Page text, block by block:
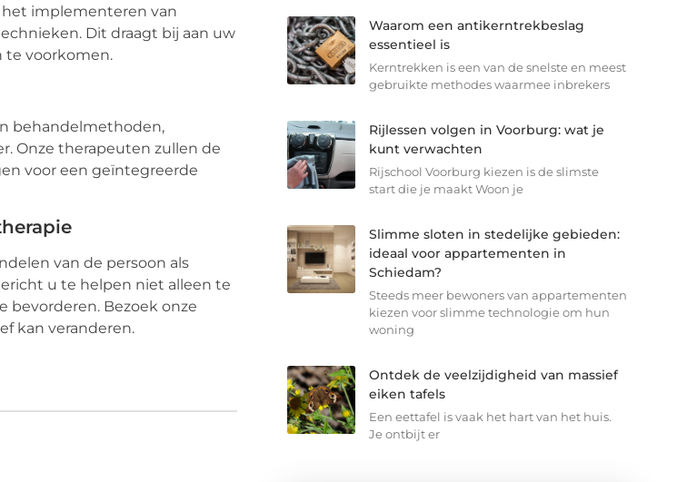
implementeren van
Dit draagt bij aan uw
te voorkomen.
behandelmethoden,
Onze therapeuten zullen de
voor een geïntegreerde
van de persoon als
u te helpen niet alleen te
bevorderen. Bezoek onze
kan veranderen.
Waarom een antikerntrekbeslag
essentieel is
Kerntrekken is een van de snelste en meest
gebruikte methodes waarmee inbrekers
Rijlessen volgen in Voorburg: wat je
kunt verwachten
Rijschool Voorburg kiezen is de slimste
start die je maakt Woon je
Slimme sloten in stedelijke gebieden:
ideaal voor appartementen in
Schiedam?
Steeds meer bewoners van appartementen
kiezen voor slimme technologie om hun
woning
Ontdek de veelzijdigheid van massief
eiken tafels
Een eettafel is vaak het hart van het huis.
Je ontbijt er